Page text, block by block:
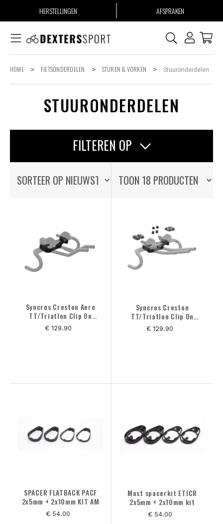
HERSTELLINGEN AFSPRAKEN
HOME > FIETSONDERDELEN > STUREN & VORKEN > Stuuronderdelen
STUURONDERDELEN
FILTEREN OP
OP VOORRAAD
Syncros Creston Aero
TT/Triatlon Clip On
Bracket
€ 129.90
Syncros Creston
TT/Triatlon Clip On
Bracket
€ 129.90
SPACER FLATBACK PACF
2x5mm + 2x10mm KIT AM
€ 54.00
Most spacerkit ETICR
2x5mm + 2x10mm kit
€ 54.00